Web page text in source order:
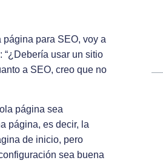
para SEO, voy a
“¿Debería usar un sitio
a SEO, creo que no
página sea
página, es decir, la
de inicio, pero
sea buena